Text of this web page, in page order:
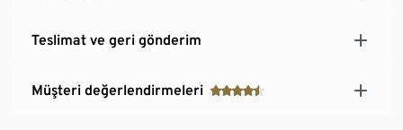
Teslimat ve geri gönderim
Müşteri değerlendirmeleri